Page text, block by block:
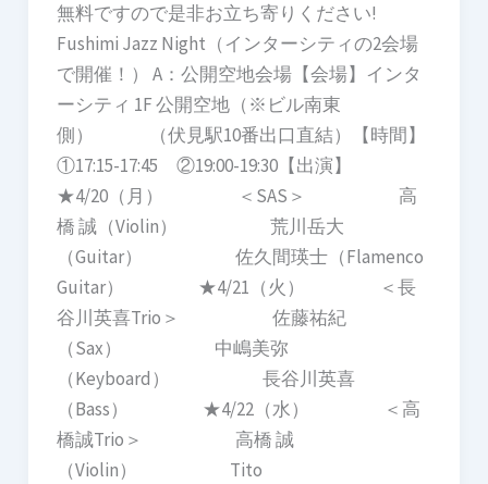
無料ですので是非お立ち寄りください!
Fushimi Jazz Night（インターシティの2会場
で開催！） A：公開空地会場【会場】インタ
ーシティ 1F 公開空地（※ビル南東
側） （伏見駅10番出口直結）【時間】
①17:15-17:45 ②19:00-19:30【出演】
★4/20（月） ＜SAS＞ 高
橋 誠（Violin） 荒川岳大
（Guitar） 佐久間瑛士（Flamenco
Guitar） ★4/21（火） ＜長
谷川英喜Trio＞ 佐藤祐紀
（Sax） 中嶋美弥
（Keyboard） 長谷川英喜
（Bass） ★4/22（水） ＜高
橋誠Trio＞ 高橋 誠
（Violin） Tito